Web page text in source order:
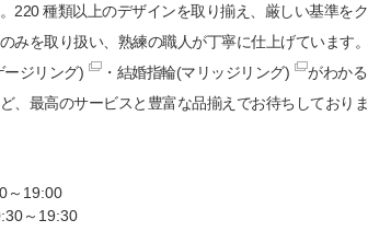
ロポーズリング
ロポーズ
ゴールド
近くに店舗がある
サービス
220 種類以上のデザインを取り揃え、厳しい基準をク
みを取り扱い、熟練の職人が丁寧に仕上げています。
ージリング) ・ 結婚指輪(マリッジリング)
がわかる
、最高のサービスと豊富な品揃えでお待ちしておりま
～19:00
～19:30